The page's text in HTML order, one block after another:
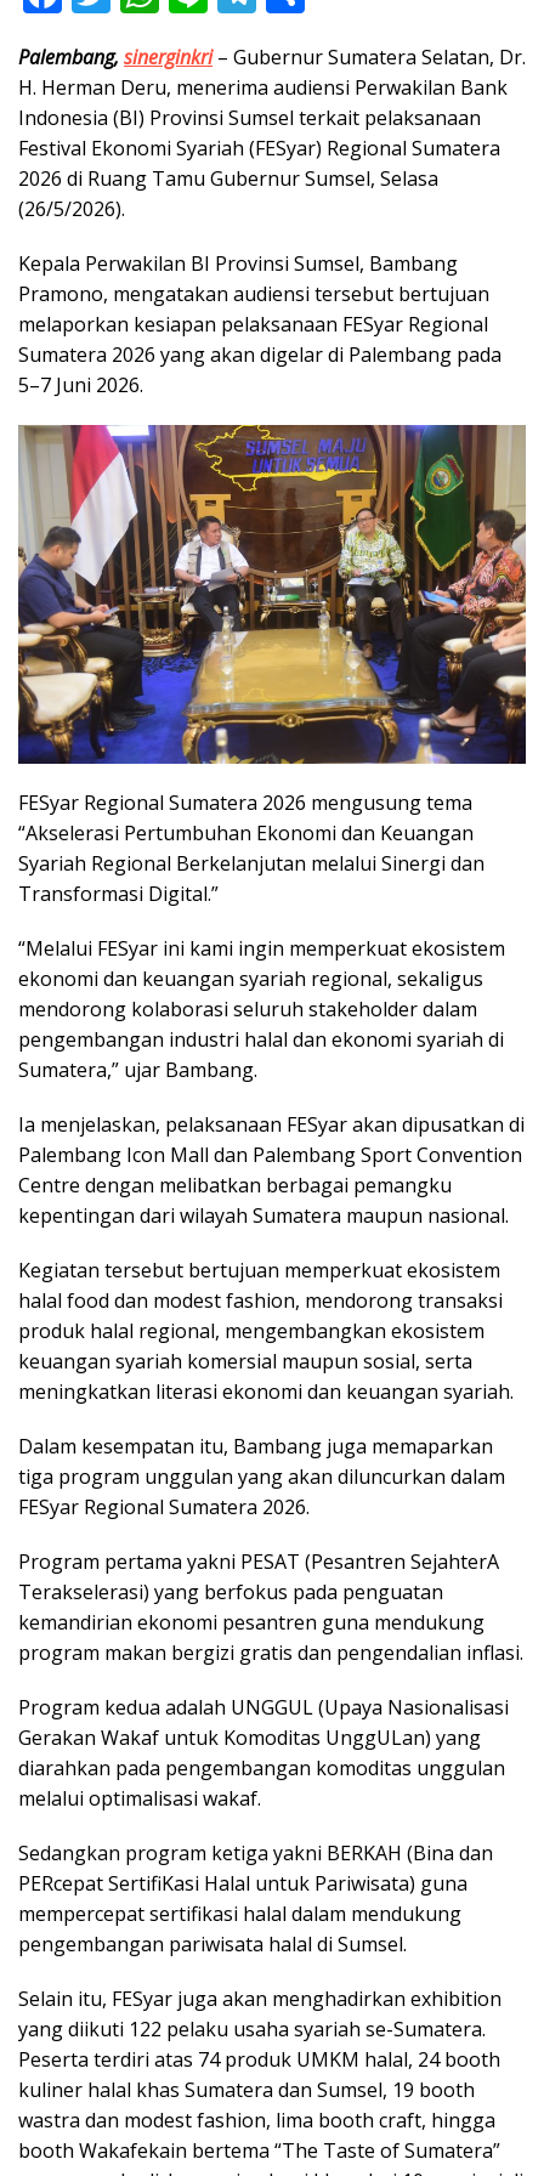
e
b
o
o
k
itt
er
at
s
A
p
e e
gr
a
m
ar
e
Palembang, sinerginkri– Gubernur Sumatera Selatan, Dr.
H. Herman Deru, menerima audiensi Perwakilan Bank
Indonesia (BI) Provinsi Sumsel terkait pelaksanaan
Festival Ekonomi Syariah (FESyar) Regional Sumatera
2026 di Ruang Tamu Gubernur Sumsel, Selasa
(26/5/2026).
Kepala Perwakilan BI Provinsi Sumsel, Bambang
Pramono, mengatakan audiensi tersebut bertujuan
melaporkan kesiapan pelaksanaan FESyar Regional
Sumatera 2026 yang akan digelar di Palembang pada
5–7 Juni 2026.
FESyar Regional Sumatera 2026 mengusung tema
“Akselerasi Pertumbuhan Ekonomi dan Keuangan
Syariah Regional Berkelanjutan melalui Sinergi dan
Transformasi Digital.”
“Melalui FESyar ini kami ingin memperkuat ekosistem
ekonomi dan keuangan syariah regional, sekaligus
mendorong kolaborasi seluruh stakeholder dalam
pengembangan industri halal dan ekonomi syariah di
Sumatera,” ujar Bambang.
Ia menjelaskan, pelaksanaan FESyar akan dipusatkan di
Palembang Icon Mall dan Palembang Sport Convention
Centre dengan melibatkan berbagai pemangku
kepentingan dari wilayah Sumatera maupun nasional.
Kegiatan tersebut bertujuan memperkuat ekosistem
halal food dan modest fashion, mendorong transaksi
produk halal regional, mengembangkan ekosistem
keuangan syariah komersial maupun sosial, serta
meningkatkan literasi ekonomi dan keuangan syariah.
Dalam kesempatan itu, Bambang juga memaparkan
tiga program unggulan yang akan diluncurkan dalam
FESyar Regional Sumatera 2026.
Program pertama yakni PESAT (Pesantren SejahterA
Terakselerasi) yang berfokus pada penguatan
kemandirian ekonomi pesantren guna mendukung
program makan bergizi gratis dan pengendalian inflasi.
Program kedua adalah UNGGUL (Upaya Nasionalisasi
Gerakan Wakaf untuk Komoditas UnggULan) yang
diarahkan pada pengembangan komoditas unggulan
melalui optimalisasi wakaf.
Sedangkan program ketiga yakni BERKAH (Bina dan
PERcepat SertifiKasi Halal untuk Pariwisata) guna
mempercepat sertifikasi halal dalam mendukung
pengembangan pariwisata halal di Sumsel.
Selain itu, FESyar juga akan menghadirkan exhibition
yang diikuti 122 pelaku usaha syariah se-Sumatera.
Peserta terdiri atas 74 produk UMKM halal, 24 booth
kuliner halal khas Sumatera dan Sumsel, 19 booth
wastra dan modest fashion, lima booth craft, hingga
booth Wakafekain bertema “The Taste of Sumatera”